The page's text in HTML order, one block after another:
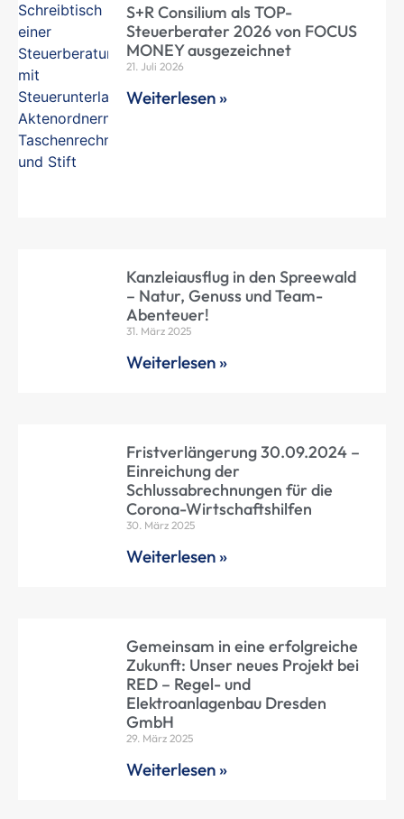
S+R Consilium als TOP-
Steuerberater 2026 von FOCUS
MONEY ausgezeichnet
21. Juli 2026
Weiterlesen »
Kanzleiausflug in den Spreewald
– Natur, Genuss und Team-
Abenteuer!
31. März 2025
Weiterlesen »
Fristverlängerung 30.09.2024 –
Einreichung der
Schlussabrechnungen für die
Corona-Wirtschaftshilfen
30. März 2025
Weiterlesen »
Gemeinsam in eine erfolgreiche
Zukunft: Unser neues Projekt bei
RED – Regel- und
Elektroanlagenbau Dresden
GmbH
29. März 2025
Weiterlesen »